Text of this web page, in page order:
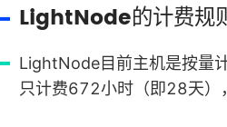
LightNode的计费规
LightNode目前主机是按量
只计费672小时（即28天）